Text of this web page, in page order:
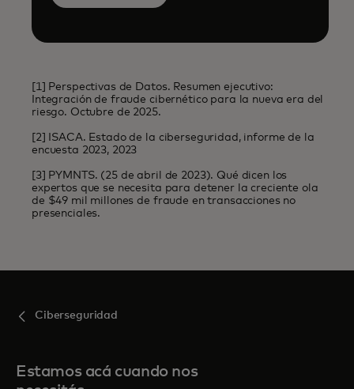
[1] Perspectivas de Datos. Resumen ejecutivo:
Integración de fraude cibernético para la nueva era del
riesgo. Octubre de 2025.
[2] ISACA. Estado de la ciberseguridad, informe de la
encuesta 2023, 2023
[3] PYMNTS. (25 de abril de 2023). Qué dicen los
expertos que se necesita para detener la creciente ola
de $49 mil millones de fraude en transacciones no
presenciales.
Ciberseguridad
Estamos acá cuando nos